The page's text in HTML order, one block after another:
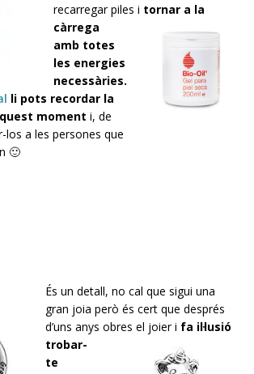
recarregar piles i tornar a la
càrrega
amb totes
les energies
necessàries.
li pots recordar la
moment i, de
los a les persones que
🙂
És un detall, no cal que sigui una
gran joia però és cert que després
d’uns anys obres el joier i fa il·lusió
trobar-
te